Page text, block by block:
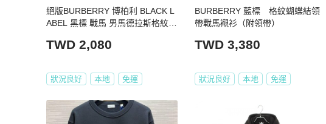
絕版BURBERRY 博柏利 BLACK L
ABEL 黑標 戰馬 男馬德拉斯格紋法
TWD 2,080
狀況良好 本地 免運
BURBERRY 藍標 格紋蝴蝶結領
帶戰馬襯衫（附領帶）
TWD 3,380
狀況良好 本地 免運